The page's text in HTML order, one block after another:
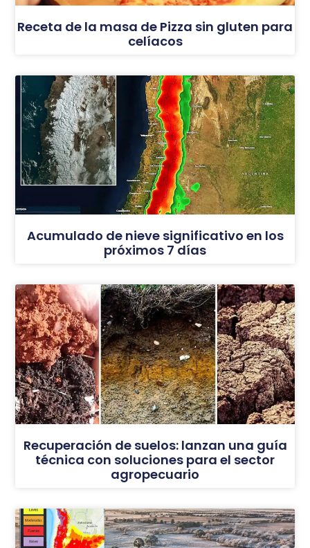
Receta de la masa de Pizza sin gluten para
celíacos
Acumulado de nieve significativo en los
próximos 7 días
Recuperación de suelos: lanzan una guía
técnica con soluciones para el sector
agropecuario